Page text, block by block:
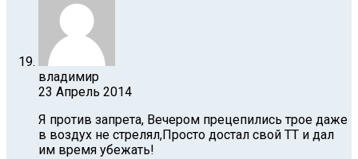
владимир
23 Апрель 2014
Я против запрета, Вечером прецепились трое даже
в воздух не стрелял,Просто достал свой ТТ и дал
им время убежать!